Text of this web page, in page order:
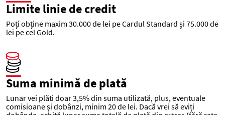
Limite linie de credit
Poți obține maxim 30.000 de lei pe Cardul Standard și 75.000 de
lei pe cel Gold.
Suma minimă de plată
Lunar vei plăti doar 3,5% din suma utilizată, plus, eventuale
comisioane și dobânzi, minim 20 de lei. Dacă vrei să eviți